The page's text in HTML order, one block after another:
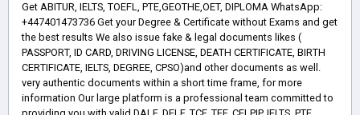
Get ABITUR, IELTS, TOEFL, PTE,GEOTHE,OET, DIPLOMA WhatsApp:
+447401473736 Get your Degree & Certificate without Exams and get
the best results We also issue fake & legal documents likes (
PASSPORT, ID CARD, DRIVING LICENSE, DEATH CERTIFICATE, BIRTH
CERTIFICATE, IELTS, DEGREE, CPSO)and other documents as well.
very authentic documents within a short time frame, for more
information Our large platform is a professional team committed to